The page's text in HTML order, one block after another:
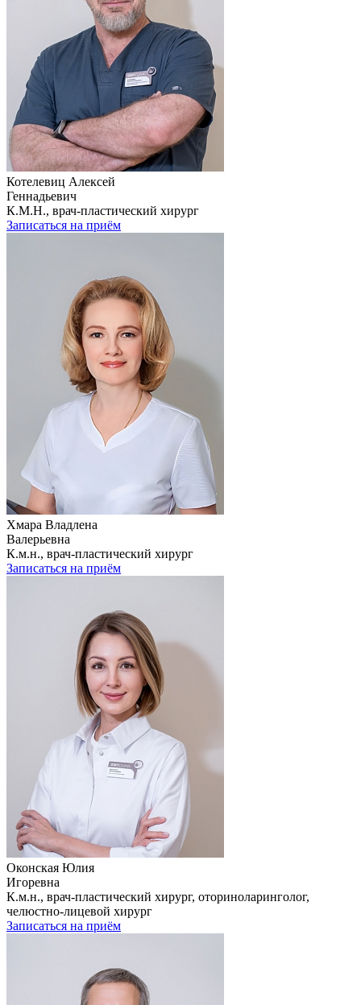
Котелевиц Алексей
Геннадьевич
К.М.Н., врач-пластический хирург
Записаться на приём
Хмара Владлена
Валерьевна
К.м.н., врач-пластический хирург
Записаться на приём
Оконская Юлия
Игоревна
К.м.н., врач-пластический хирург, оториноларинголог,
челюстно-лицевой хирург
Записаться на приём